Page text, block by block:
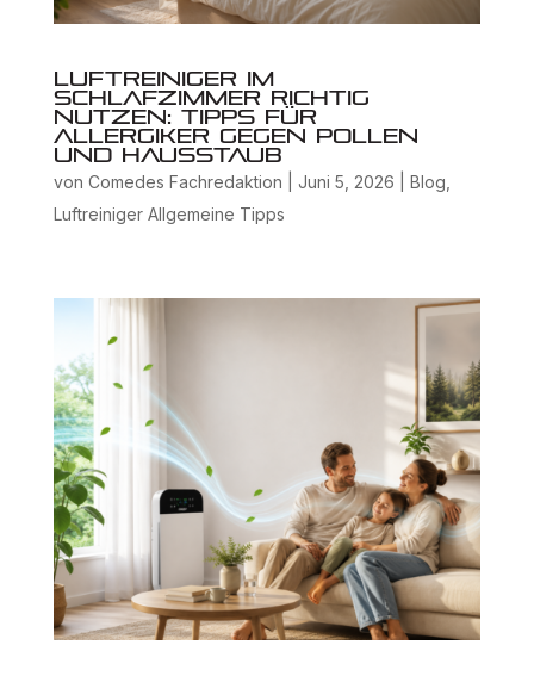
Luftreiniger im
Schlafzimmer richtig
nutzen: Tipps für
Allergiker gegen Pollen
und Hausstaub
von Comedes Fachredaktion Juni 5, 2026 Blog
Luftreiniger Allgemeine Tipps